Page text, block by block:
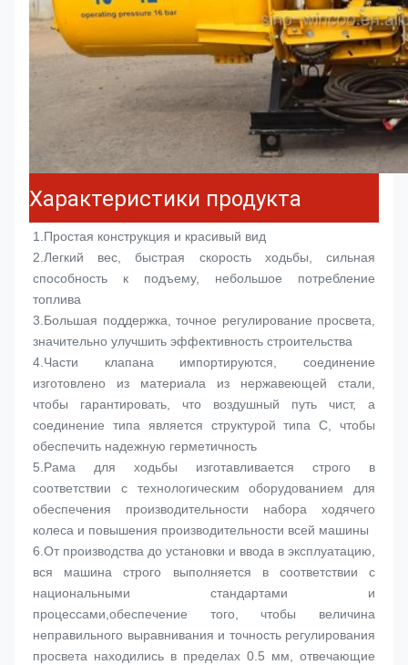
Характеристики продукта
1. Простая конструкция и красивый вид
2. Легкий вес, быстрая скорость ходьбы, сильная
способность к подъему, небольшое потребление
топлива
3. Большая поддержка, точное регулирование просвета,
значительно улучшить эффективность строительства
4. Части клапана импортируются, соединение
изготовлено из материала из нержавеющей стали,
чтобы гарантировать, что воздушный путь чист, а
соединение типа является структурой типа C, чтобы
обеспечить надежную герметичность
5. Рама для ходьбы изготавливается строго в
соответствии с технологическим оборудованием для
обеспечения производительности набора ходячего
колеса и повышения производительности всей машины
6. От производства до установки и ввода в эксплуатацию,
вся машина строго выполняется в соответствии с
национальными стандартами и
процессами,обеспечение того, чтобы величина
неправильного выравнивания и точность регулирования
просвета находились в пределах 0.5 мм, отвечающие